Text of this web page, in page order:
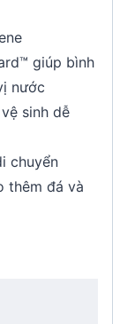
giúp bình
nước
sinh dễ
chuyển
thêm đá và